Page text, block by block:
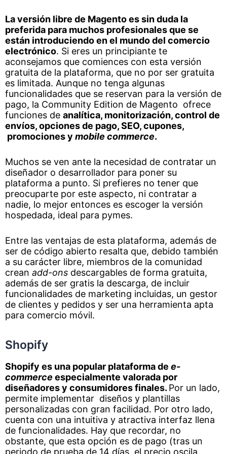
La versión libre de Magento es sin duda la
preferida para muchos profesionales que se
están introduciendo en el mundo del comercio
electrónico. Si eres un principiante te
aconsejamos que comiences con esta versión
gratuita de la plataforma, que no por ser gratuita
es limitada. Aunque no tenga algunas
funcionalidades que se reservan para la versión de
pago, la Community Edition de Magento ofrece
funciones de analítica, monitorización, control de
envíos, opciones de pago, SEO, cupones,
promociones y mobile commerce.
Muchos se ven ante la necesidad de contratar un
diseñador o desarrollador para poner su
plataforma a punto. Si prefieres no tener que
preocuparte por este aspecto, ni contratar a
nadie, lo mejor entonces es escoger la versión
hospedada, ideal para pymes.
Entre las ventajas de esta plataforma, además de
ser de código abierto resalta que, debido también
a su carácter libre, miembros de la comunidad
crean add-onsdescargables de forma gratuita,
además de ser gratis la descarga, de incluir
funcionalidades de marketing incluidas, un gestor
de clientes y pedidos y ser una herramienta apta
para comercio móvil.
Shopify
Shopify es una popular plataforma de e-
commerce especialmente valorada por
diseñadores y consumidores finales. Por un lado,
permite implementar diseños y plantillas
personalizadas con gran facilidad. Por otro lado,
cuenta con una intuitiva y atractiva interfaz llena
de funcionalidades. Hay que recordar, no
obstante, que esta opción es de pago (tras un
periodo de prueba de 14 días, el precio oscila